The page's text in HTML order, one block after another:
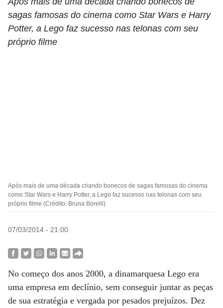
sagas famosas do cinema como Star Wars e Harry
Potter, a Lego faz sucesso nas telonas com seu
próprio filme
Após mais de uma década criando bonecos de sagas famosas do cinema
como Star Wars e Harry Potter, a Lego faz sucesso nas telonas com seu
próprio filme (Crédito: Bruna Borelli)
07/03/2014 - 21:00
No começo dos anos 2000, a dinamarquesa Lego era
uma empresa em declínio, sem conseguir juntar as peças
de sua estratégia e vergada por pesados prejuízos. Dez